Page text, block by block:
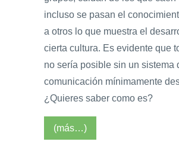
incluso se pasan el
a otros lo que muestra el
cierta cultura. Es evidente que
no sería posible sin un sistema
comunicación mínimamente
¿Quieres saber como es?
(más…)